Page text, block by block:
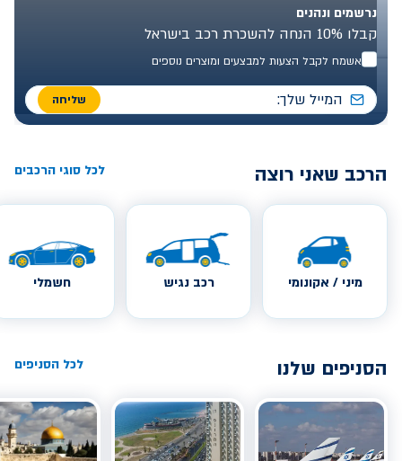
נרשמים ונהנים
קבלו 10% הנחה להשכרת רכב בישראל
אשמח לקבל הצעות למבצעים ומוצרים נוספים
שליחה
הרכב שאני רוצה לכל סוגי הרכבים
מיני / אקונומי רכב נגיש חשמלי
הסניפים שלנו לכל הסניפים